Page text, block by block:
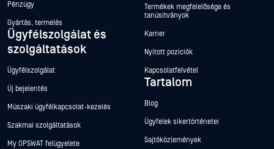
Pénzügy
Gyártás, termelés
Ügyfélszolgálat és
szolgáltatások
Ügyfélszolgálat
Új bejelentés
Műszaki ügyfélkapcsolat-kezelés
Szakmai szolgáltatások
My OPSWAT felügyelete
Termékek megfelelősége és
tanúsítványok
Karrier
Nyitott pozíciók
Kapcsolatfelvétel
Tartalom
Blog
Ügyfelek sikertörténetei
Sajtóközlemények